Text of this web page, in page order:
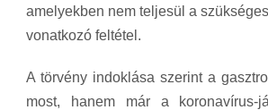
amelyekben nem teljesül a
vonatkozó feltétel.
A törvény indoklása szerint a
most, hanem már a koronavírus-